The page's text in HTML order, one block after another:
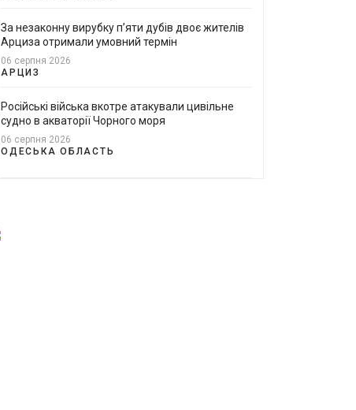
За незаконну вирубку п’яти дубів двоє жителів
Арциза отримали умовний термін
06 серпня 2026
АРЦИЗ
Російські війська вкотре атакували цивільне
судно в акваторії Чорного моря
06 серпня 2026
ОДЕСЬКА ОБЛАСТЬ